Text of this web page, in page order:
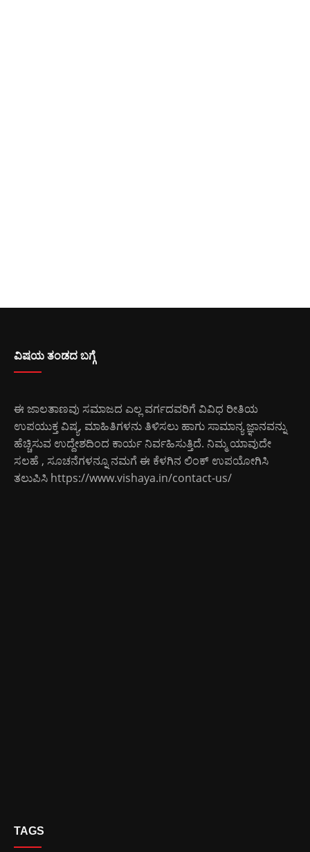
ವಿಷಯ ತಂಡದ ಬಗ್ಗೆ
ಈ ಜಾಲತಾಣವು ಸಮಾಜದ ಎಲ್ಲ ವರ್ಗದವರಿಗೆ ವಿವಿಧ ರೀತಿಯ
ಉಪಯುಕ್ತ ವಿಷ್ಯ, ಮಾಹಿತಿಗಳನು ತಿಳಿಸಲು ಹಾಗು ಸಾಮಾನ್ಯ ಜ್ಞಾನವನ್ನು
ಹೆಚ್ಚಿಸುವ ಉದ್ದೇಶದಿಂದ ಕಾರ್ಯ ನಿರ್ವಹಿಸುತ್ತಿದೆ. ನಿಮ್ಮ ಯಾವುದೇ
ಸಲಹೆ , ಸೂಚನೆಗಳನ್ನೂ ನಮಗೆ ಈ ಕೆಳಗಿನ ಲಿಂಕ್ ಉಪಯೋಗಿಸಿ
ತಲುಪಿಸಿ https://www.vishaya.in/contact-us/
TAGS